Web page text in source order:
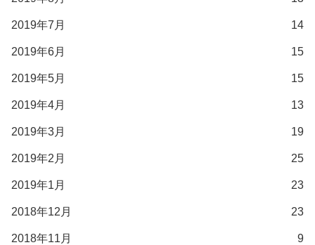
2019年7月 14
2019年6月 15
2019年5月 15
2019年4月 13
2019年3月 19
2019年2月 25
2019年1月 23
2018年12月 23
2018年11月 9